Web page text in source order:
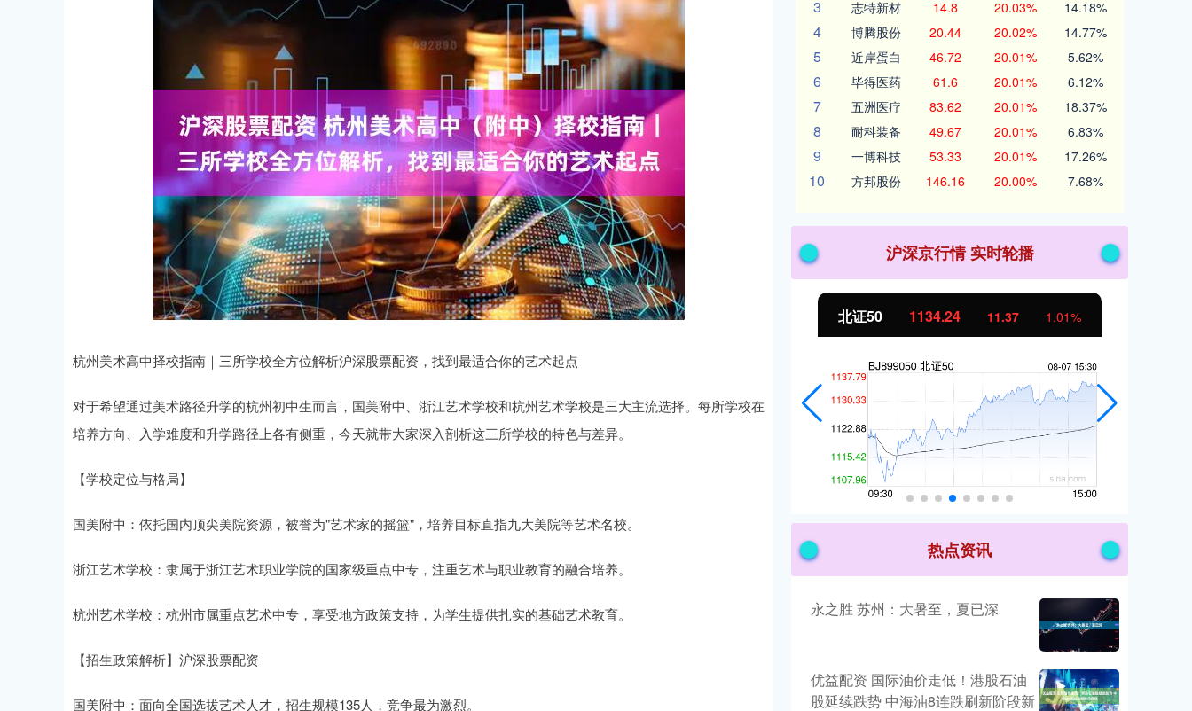
杭州美术高中择校指南｜三所学校全方位解析沪深股票配资，找到最适合你的艺术起点
对于希望通过美术路径升学的杭州初中生而言，国美附中、浙江艺术学校和杭州艺术学校是三大主流选择。每所学校在
培养方向、入学难度和升学路径上各有侧重，今天就带大家深入剖析这三所学校的特色与差异。
【学校定位与格局】
国美附中：依托国内顶尖美院资源，被誉为"艺术家的摇篮"，培养目标直指九大美院等艺术名校。
浙江艺术学校：隶属于浙江艺术职业学院的国家级重点中专，注重艺术与职业教育的融合培养。
杭州艺术学校：杭州市属重点艺术中专，享受地方政策支持，为学生提供扎实的基础艺术教育。
【招生政策解析】沪深股票配资
国美附中：面向全国选拔艺术人才，招生规模135人，竞争最为激烈。
3 志特新材 14.8 20.03% 14.18%
4 博腾股份 20.44 20.02% 14.77%
5 近岸蛋白 46.72 20.01% 5.62%
6 毕得医药 61.6 20.01% 6.12%
7 五洲医疗 83.62 20.01% 18.37%
8 耐科装备 49.67 20.01% 6.83%
9 一博科技 53.33 20.01% 17.26%
10 方邦股份 146.16 20.00% 7.68%
沪深京行情 实时轮播
深证成指 14311.01 200.89 1.42% 沪深300 4694.44 43.13 北证50 1134.24 11.37 1.01%
热点资讯
永之胜 苏州：大暑至，夏已深
优益配资 国际油价走低！港股石油
股延续跌势 中海油8连跌刷新阶段新